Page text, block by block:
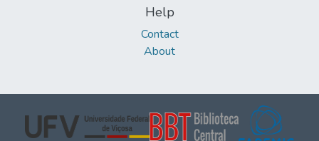
Help
Contact
About